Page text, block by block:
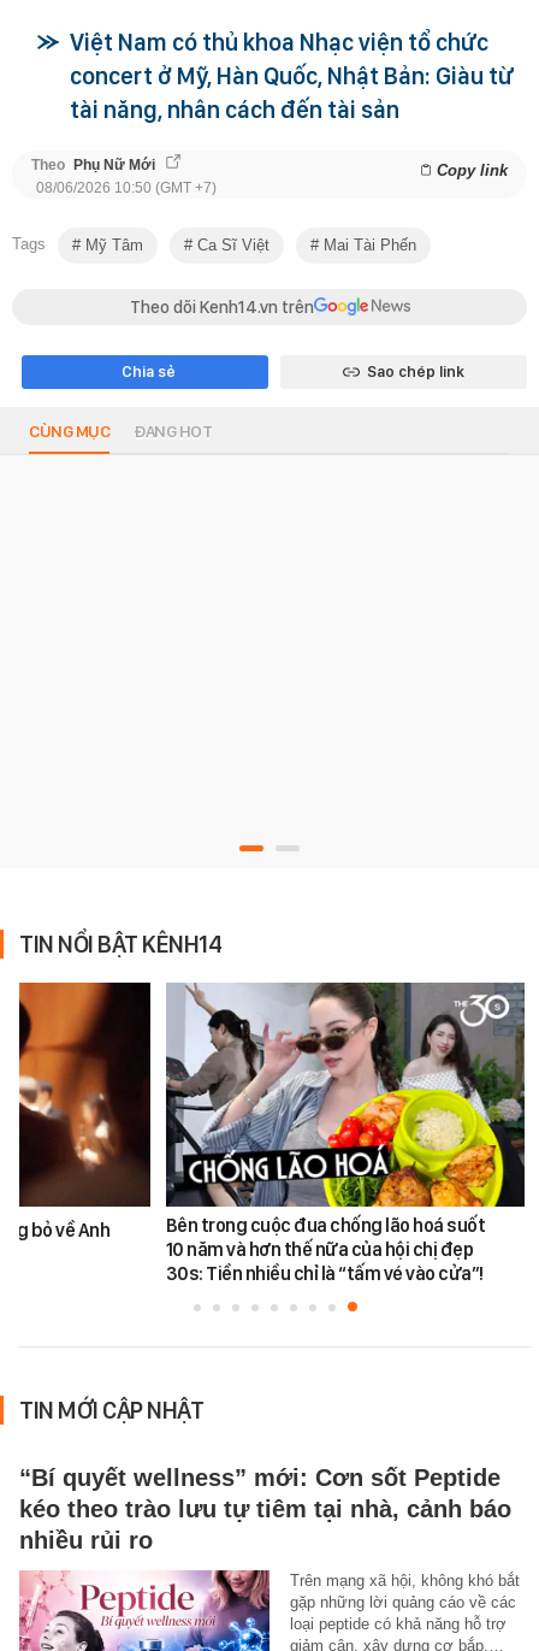
Việt Nam có thủ khoa Nhạc viện tổ chức
concert ở Mỹ, Hàn Quốc, Nhật Bản: Giàu từ
tài năng, nhân cách đến tài sản
Theo Phụ Nữ Mới Copy link
08/06/2026 10:50 (GMT +7)
Tags Mỹ Tâm Ca Sĩ Việt Mai Tài Phến
Theo dõi Kenh14.vn trên
Chia sẻ Sao chép link
CÙNG MỤC ĐANG HOT
TIN NỔI BẬT KÊNH14
bỏ về Anh
Bên trong cuộc đua chống lão hoá suốt
10 năm và hơn thế nữa của hội chị đẹp
30s: Tiền nhiều chỉ là “tấm vé vào cửa”!
TIN MỚI CẬP NHẬT
“Bí quyết wellness” mới: Cơn sốt Peptide
kéo theo trào lưu tự tiêm tại nhà, cảnh báo
nhiều rủi ro
Trên mạng xã hội, không khó bắt
gặp những lời quảng cáo về các
loại peptide có khả năng hỗ trợ
giảm cân, xây dựng cơ bắp,…